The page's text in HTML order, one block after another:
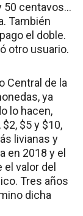
50 centavos…
También
el doble.
otro usuario.
Central de la
ya
lo hacen,
$5 y $10,
livianas y
en 2018 y el
valor del
Tres años
dicha